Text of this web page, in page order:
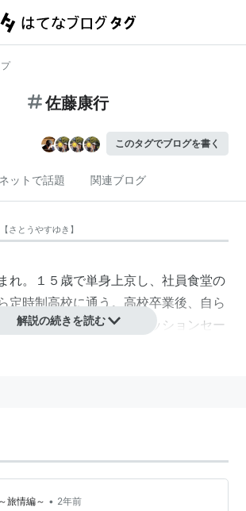
佐藤康行
このタグでブログを書く
ネットで話題 関連ブログ
【さとうやすゆき 】
れ。１５歳で単身上京し、社員食堂の
定時制高校に通う。高校卒業後、自ら
粧品、宝飾品のフルコミッションセー
マンを育て上げるほか、セールスに関
執筆活動を行う 真我心の再生医療研
ころのクリニックを監修する。レスト
店舗を展開し、実業の世界で成功を収
解説の続きを読む
旅情編～ • 2年前